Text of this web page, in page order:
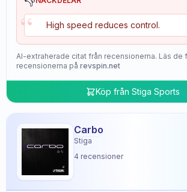
“ High speed reduces control.
AI-extraherade citat från recensionerna. Läs de
recensionerna på revspin.net
Köp från Stiga Sports
Carbo
Stiga
4 recensioner